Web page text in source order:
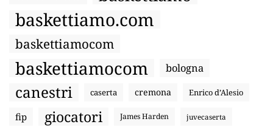
baskettiamo.com
baskettiamocom
baskettiamocom bologna
canestri caserta cremona Enrico d’Alesio
fip giocatori James Harden juvecaserta